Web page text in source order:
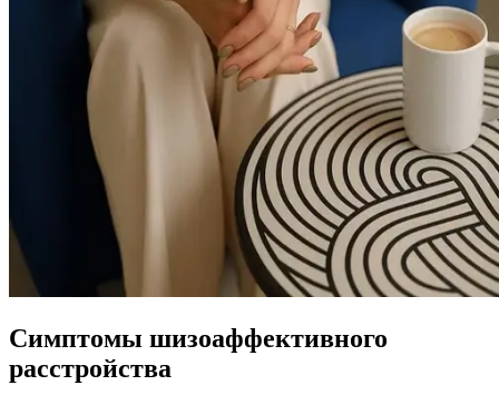
Симптомы шизоаффективного
расстройства